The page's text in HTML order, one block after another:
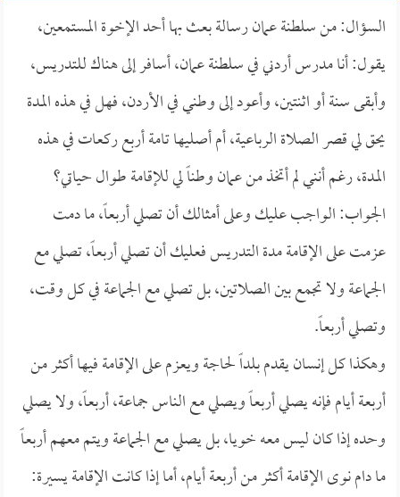
السؤال: من سلطنة عمان رسالة بعث بها أحد الإخوة المستمعين،
يقول: أنا مدرس أردني في سلطنة عمان، أسافر إلى هناك للتدريس،
وأبقى سنة أو اثنتين، وأعود إلى وطني في الأردن، فهل في هذه المدة
يحق لي قصر الصلاة الرباعية، أم أصليها تامة أربع ركعات في هذه
المدة، رغم أنني لم أتخذ من عمان وطناً لي للإقامة طوال حياتي؟
الجواب: الواجب عليك وعلى أمثالك أن تصلي أربعاً، ما دمت
عزمت على الإقامة مدة التدريس فعليك أن تصلي أربعاً، تصلي مع
الجماعة ولا تجمع بين الصلاتين، بل تصلي مع الجماعة في كل وقت،
وتصلي أربعاً.
وهكذا كل إنسان يقدم بلداً لحاجة ويعزم على الإقامة فيها أكثر من
أربعة أيام فإنه يصلي أربعاً ويصلي مع الناس جماعة، أربعاً، ولا يصلي
وحده إذا كان ليس معه خويا، بل يصلي مع الجماعة ويتم معهم أربعاً
ما دام نوى الإقامة أكثر من أربعة أيام، أما إذا كانت الإقامة يسيرة: